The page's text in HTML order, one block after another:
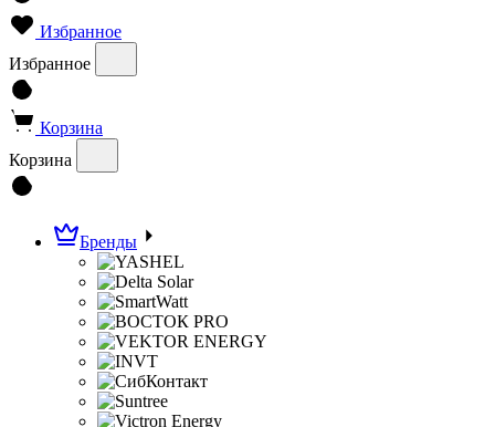
Избранное
Избранное
Корзина
Корзина
Бренды